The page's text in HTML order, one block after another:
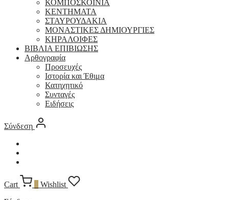
ΚΟΜΠΟΣΚΟΙΝΙΑ
ΚΕΝΤΗΜΑΤΑ
ΣΤΑΥΡΟΥΔΑΚΙΑ
ΜΟΝΑΣΤΙΚΕΣ ΔΗΜΙΟΥΡΓΙΕΣ
ΚΗΡΑΛΟΙΦΕΣ
ΒΙΒΛΙΑ ΕΠΙΒΙΩΣΗΣ
Αρθογραφία
Προσευχές
Ιστορία και Έθιμα
Κατηχητικό
Συνταγές
Ειδήσεις
Σύνδεση
Cart
Wishlist